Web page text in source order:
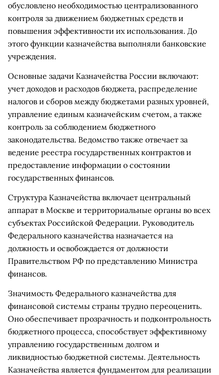
обусловлено необходимостью централизованного
контроля за движением бюджетных средств и
повышения эффективности их использования. До
этого функции казначейства выполняли банковские
учреждения.
Основные задачи Казначейства России включают:
учет доходов и расходов бюджета, распределение
налогов и сборов между бюджетами разных уровней,
управление единым казначейским счетом, а также
контроль за соблюдением бюджетного
законодательства. Ведомство также отвечает за
ведение реестра государственных контрактов и
предоставление информации о состоянии
государственных финансов.
Структура Казначейства включает центральный
аппарат в Москве и территориальные органы во всех
субъектах Российской Федерации. Руководитель
Федерального казначейства назначается на
должность и освобождается от должности
Правительством РФ по представлению Министра
финансов.
Значимость Федерального казначейства для
финансовой системы страны трудно переоценить.
Оно обеспечивает прозрачность и подконтрольность
бюджетного процесса, способствует эффективному
управлению государственным долгом и
ликвидностью бюджетной системы. Деятельность
Казначейства является фундаментом для реализации